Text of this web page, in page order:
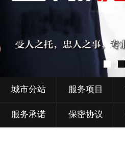
城市分站 服务项目
服务承诺 保密协议